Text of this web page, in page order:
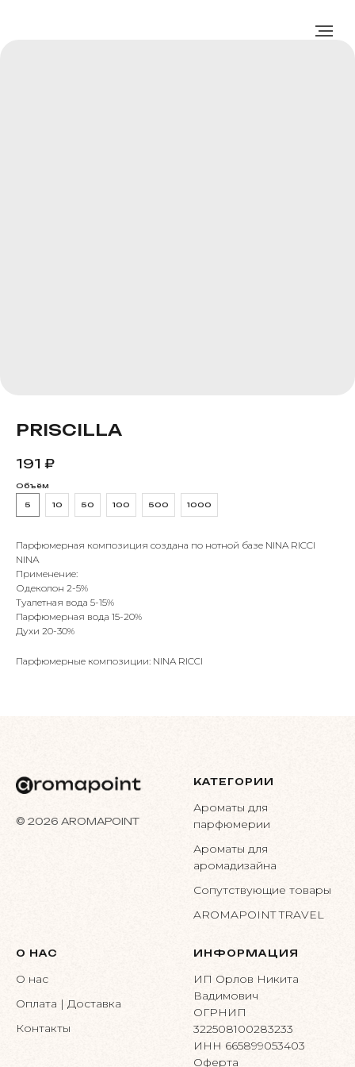
PRISCILLA
191 ₽
Объём
5 10 50 100 500 1000
Парфюмерная композиция создана по нотной базе NINA RICCI
NINA
Применение:
Одеколон 2-5%
Туалетная вода 5-15%
Парфюмерная вода 15-20%
Духи 20-30%
Парфюмерные композиции: NINA RICCI
© 2026 AROMAPOINT
КАТЕГОРИИ
Ароматы для
парфюмерии
Ароматы для
аромадизайна
Сопутствующие товары
AROMAPOINT TRAVEL
О НАС
О нас
Оплата | Доставка
Контакты
ИНФОРМАЦИЯ
ИП Орлов Никита
Вадимович
ОГРНИП
322508100283233
ИНН 665899053403
Оферта